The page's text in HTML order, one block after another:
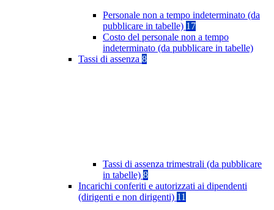
Personale non a tempo indeterminato (da
pubblicare in tabelle) 17
Costo del personale non a tempo
indeterminato (da pubblicare in tabelle)
Tassi di assenza 8
Tassi di assenza trimestrali (da pubblicare
in tabelle) 8
Incarichi conferiti e autorizzati ai dipendenti
(dirigenti e non dirigenti) 11